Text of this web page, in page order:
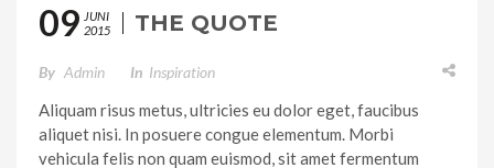
09 JUNI
2015
THE QUOTE
By Admin In Inspiration
Aliquam risus metus, ultricies eu dolor eget, faucibus
aliquet nisi. In posuere congue elementum. Morbi
vehicula felis non quam euismod, sit amet fermentum